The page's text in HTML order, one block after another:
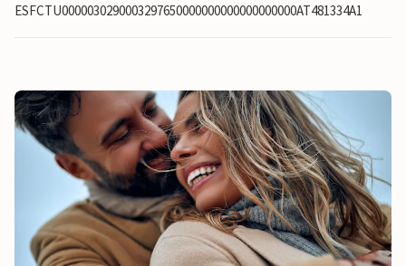
ESFCTU0000030290003297650000000000000000000AT481334A1